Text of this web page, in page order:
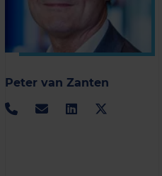
Peter van Zanten